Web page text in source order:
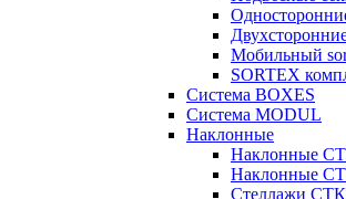
Мобильный
SORTEX
Система BOXES
Система MODUL
Наклонные
Наклонные
Наклонные
Стеллажи СТК